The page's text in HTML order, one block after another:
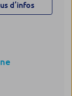
d’infos